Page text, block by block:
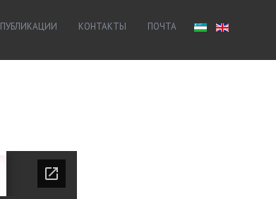
ПУБЛИКАЦИИ КОНТАКТЫ ПОЧТА